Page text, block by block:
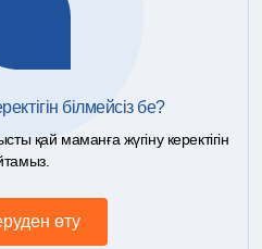
білмейсіз бе?
қай маманға жүгіну керектігін
өту